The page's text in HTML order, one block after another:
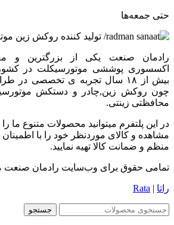
حتی جمعه‌ها
رادمان صنعت یکی از بزرگترین و
اکسسوری پوششی موتورسیکلت در
بیش از ۱۸ سال تجربه ی تخصصی در
چون روکش زین,چادر و دستکش
محافظتی زینتی.
در این پلتفرم میتوانید محصولات متنوع ما
مشاهده و کالای موردنظر خود را با اطمینان
منظم و ضمانت کالا تهیه نمایید.
تمامی حقوق برای وب‌سایت رادمان
راتا |
Rata
جستجو